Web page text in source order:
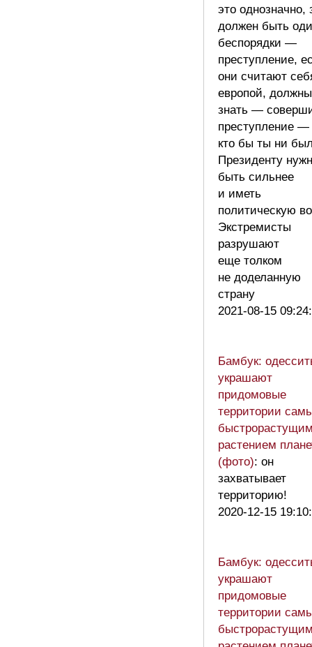
это однозначно,
должен быть
беспорядки —
преступление,
они считают
европой, должны
знать —
преступление —
кто бы ты ни
Президенту
быть сильнее
и иметь
политическую
Экстремисты
разрушают
еще толком
не доделанную
страну
2021-08-15
Бамбук:
украшают
придомовые
территории
растением
(фото): он
захватывает
территорию!
2020-12-15
Бамбук:
украшают
придомовые
территории